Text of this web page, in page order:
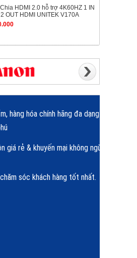
HDMI 2.0 hỗ trợ 4K60HZ 1 IN
2 OUT HDMI UNITEK V170A
hàng hóa chính hãng đa dạng
giá rẻ & khuyến mại không ngừng.
sóc khách hàng tốt nhất.